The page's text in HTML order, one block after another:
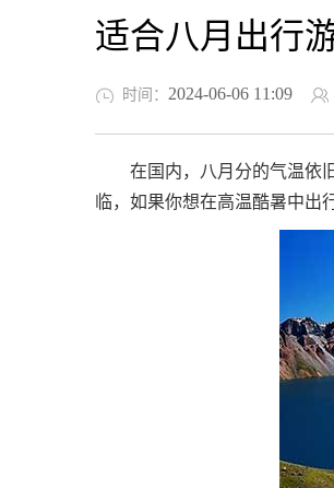
适合八月出行
时间： 2024-06-06 11:09
在国内，八月分的气温依旧
临，如果你想在高温酷暑中出